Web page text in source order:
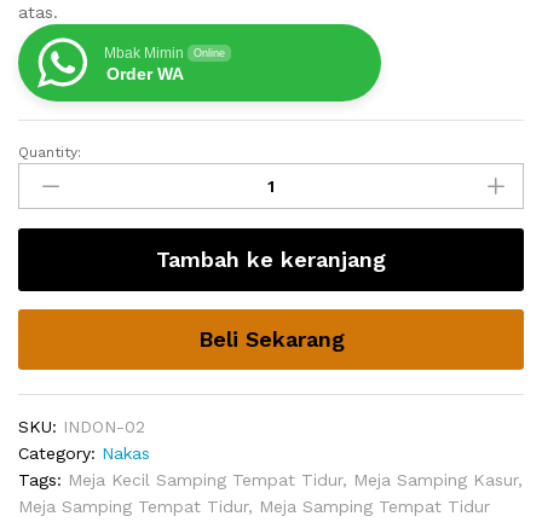
atas.
Mbak Mimin Online
Order WA
Nakas
Tempat
Tidur
Liberty
quantity
Quantity:
Tambah ke keranjang
Beli Sekarang
SKU: INDON-02
Category: Nakas
Tags: Meja Kecil Samping Tempat Tidur, Meja Samping Kasur,
Meja Samping Tempat Tidur, Meja Samping Tempat Tidur